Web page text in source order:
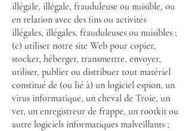
illégale, illégale, frauduleuse ou nuisible, ou
en relation avec des fins ou activités
illégales, illégales, frauduleuses ou nuisibles ;
(c) utiliser notre site Web pour copier,
stocker, héberger, transmettre, envoyer,
utiliser, publier ou distribuer tout matériel
constitué de (ou lié à) un logiciel espion, un
virus informatique, un cheval de Troie, un
ver, un enregistreur de frappe, un rootkit ou
autre logiciels informatiques malveillants ;